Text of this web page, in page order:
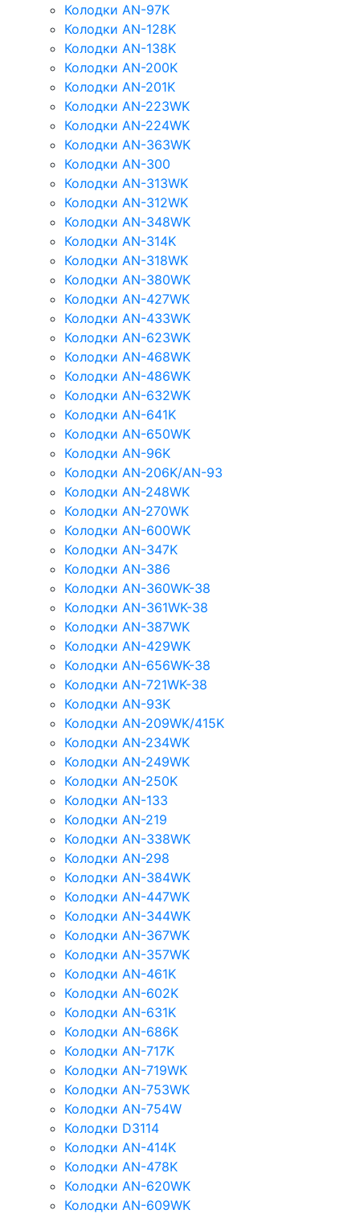
Колодки AN-97K
Колодки AN-128K
Колодки AN-138K
Колодки AN-200K
Колодки AN-201K
Колодки AN-223WK
Колодки AN-224WK
Колодки AN-363WK
Колодки AN-300
Колодки AN-313WK
Колодки AN-312WK
Колодки AN-348WK
Колодки AN-314K
Колодки AN-318WK
Колодки AN-380WK
Колодки AN-427WK
Колодки AN-433WK
Колодки AN-623WK
Колодки AN-468WK
Колодки AN-486WK
Колодки AN-632WK
Колодки AN-641K
Колодки AN-650WK
Колодки AN-96K
Колодки AN-206K/AN-93
Колодки AN-248WK
Колодки AN-270WK
Колодки AN-600WK
Колодки AN-347K
Колодки AN-386
Колодки AN-360WK-38
Колодки AN-361WK-38
Колодки AN-387WK
Колодки AN-429WK
Колодки AN-656WK-38
Колодки AN-721WK-38
Колодки AN-93K
Колодки AN-209WK/415K
Колодки AN-234WK
Колодки AN-249WK
Колодки AN-250K
Колодки AN-133
Колодки AN-219
Колодки AN-338WK
Колодки AN-298
Колодки AN-384WK
Колодки AN-447WK
Колодки AN-344WK
Колодки AN-367WK
Колодки AN-357WK
Колодки AN-461K
Колодки AN-602K
Колодки AN-631K
Колодки AN-686K
Колодки AN-717K
Колодки AN-719WK
Колодки AN-753WK
Колодки AN-754W
Колодки D3114
Колодки AN-414K
Колодки AN-478K
Колодки AN-620WK
Колодки AN-609WK